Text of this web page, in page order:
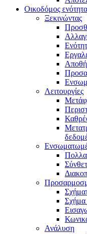
Οικοδόμος
Ξεκινώντας
Λειτουργίες
Σχήμα
Ανάλυση